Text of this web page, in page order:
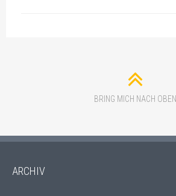
BRING MICH NACH OBEN
ARCHIV